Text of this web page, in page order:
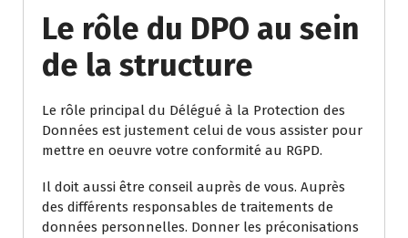
Le rôle du DPO au sein
de la structure
Le rôle principal du Délégué à la Protection des
Données est justement celui de vous assister pour
mettre en oeuvre votre conformité au RGPD.
Il doit aussi être conseil auprès de vous. Auprès
des différents responsables de traitements de
données personnelles. Donner les préconisations